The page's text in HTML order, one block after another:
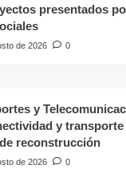
presentados
de 2026 0
y
y transporte
reconstrucción
de 2026 0